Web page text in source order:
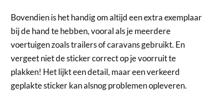
Bovendien is het handig om altijd een extra exemplaar
bij de hand te hebben, vooral als je meerdere
voertuigen zoals trailers of caravans gebruikt. En
vergeet niet de sticker correct op je voorruit te
plakken! Het lijkt een detail, maar een verkeerd
geplakte sticker kan alsnog problemen opleveren.